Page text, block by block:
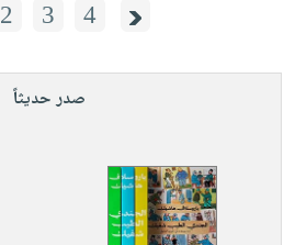
2 3 4
صدر حديثاً